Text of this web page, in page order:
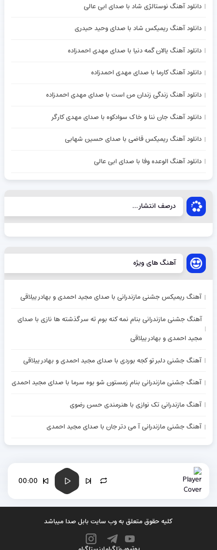
دانلود آهنگ نوستالژی شاد با صدای ابی عالی
دانلود آهنگ ریمیکس شاد با صدای وحید حیدری
دانلود آهنگ یالان گمه دنیا با صدای مهدی احمدزاده
دانلود آهنگ کارما با صدای مهدی احمدزاده
دانلود آهنگ زندگی زندان من است با صدای مهدی احمدزاده
دانلود آهنگ جان ننا و خاک سوادکوه با صدای مهدی کارگر
دانلود آهنگ ریمیکس قاضی با صدای حسین شهابی
دانلود آهنگ الوعده وفا با صدای ابی عالی
درصف انتشار...
آهنگ های ویژه
آهنگ ریمیکس جشنی مازندرانی با صدای مجید احمدی و بهادر ییلاقی
آهنگ جشنی مازندرانی بنام نمه کنه بوم ته سر گذشته ها نازی با صدای
مجید احمدی و بهادر ییلاقی
آهنگ جشنی دلبر تو کجه بوردی با صدای مجید احمدی و بهادر ییلاقی
آهنگ جشنی مازندرانی بنام زمستون شو بوه سرما با صدای مجید احمدی
آهنگ مازندرانی تک نوازی با هنرمندی حسن رضوی
آهنگ جشنی مازندرانی آ می دتر جان با صدای مجید احمدی
00:00
کلیه حقوق متعلق به وب سایت بابل صدا میباشد